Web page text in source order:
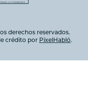
derechos reservados.
crédito por PixelHabló.